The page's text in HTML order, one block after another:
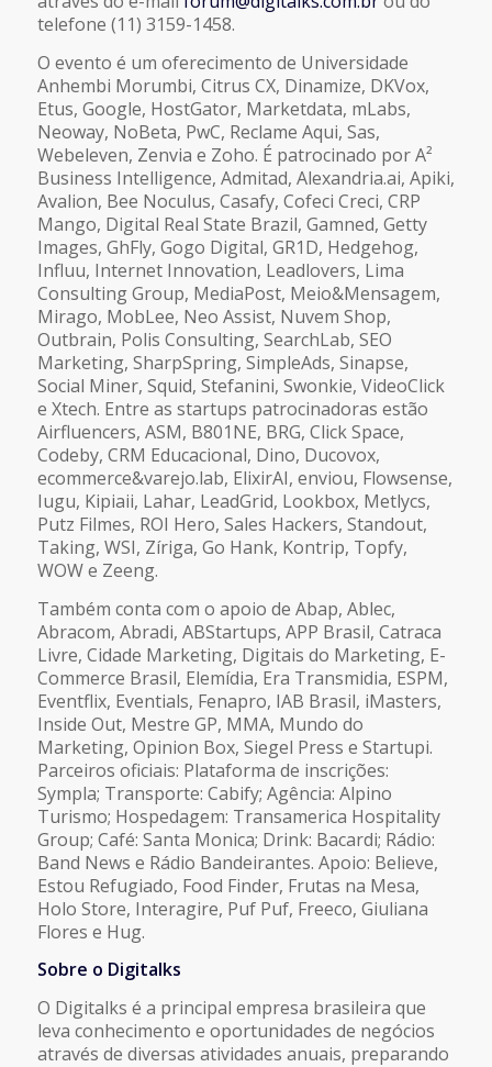
telefone (11) 3159-1458.
O evento é um oferecimento de Universidade
Anhembi Morumbi, Citrus CX, Dinamize, DKVox,
Etus, Google, HostGator, Marketdata, mLabs,
Neoway, NoBeta, PwC, Reclame Aqui, Sas,
Webeleven, Zenvia e Zoho. É patrocinado por A²
Business Intelligence, Admitad, Alexandria.ai, Apiki,
Avalion, Bee Noculus, Casafy, Cofeci Creci, CRP
Mango, Digital Real State Brazil, Gamned, Getty
Images, GhFly, Gogo Digital, GR1D, Hedgehog,
Influu, Internet Innovation, Leadlovers, Lima
Consulting Group, MediaPost, Meio&Mensagem,
Mirago, MobLee, Neo Assist, Nuvem Shop,
Outbrain, Polis Consulting, SearchLab, SEO
Marketing, SharpSpring, SimpleAds, Sinapse,
Social Miner, Squid, Stefanini, Swonkie, VideoClick
e Xtech. Entre as startups patrocinadoras estão
Airfluencers, ASM, B801NE, BRG, Click Space,
Codeby, CRM Educacional, Dino, Ducovox,
ecommerce&varejo.lab, ElixirAI, enviou, Flowsense,
Iugu, Kipiaii, Lahar, LeadGrid, Lookbox, Metlycs,
Putz Filmes, ROI Hero, Sales Hackers, Standout,
Taking, WSI, Zíriga, Go Hank, Kontrip, Topfy,
WOW e Zeeng.
Também conta com o apoio de Abap, Ablec,
Abracom, Abradi, ABStartups, APP Brasil, Catraca
Livre, Cidade Marketing, Digitais do Marketing, E-
Commerce Brasil, Elemídia, Era Transmidia, ESPM,
Eventflix, Eventials, Fenapro, IAB Brasil, iMasters,
Inside Out, Mestre GP, MMA, Mundo do
Marketing, Opinion Box, Siegel Press e Startupi.
Parceiros oficiais: Plataforma de inscrições:
Sympla; Transporte: Cabify; Agência: Alpino
Turismo; Hospedagem: Transamerica Hospitality
Group; Café: Santa Monica; Drink: Bacardi; Rádio:
Band News e Rádio Bandeirantes. Apoio: Believe,
Estou Refugiado, Food Finder, Frutas na Mesa,
Holo Store, Interagire, Puf Puf, Freeco, Giuliana
Flores e Hug.
Sobre o Digitalks
O Digitalks é a principal empresa brasileira que
leva conhecimento e oportunidades de negócios
através de diversas atividades anuais, preparando